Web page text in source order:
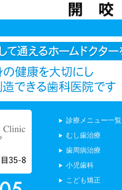
診療メニュー一覧
むし歯治療
歯周病治療
小児歯科
こども矯正